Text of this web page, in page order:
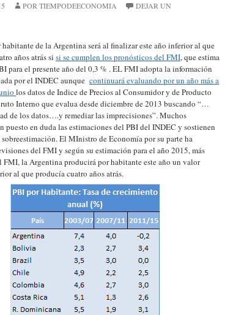
POR TIEMPODEECONOMIA
DEJAR UN
de la Argentina será al finalizar este año inferior al que
años atrás si si se cumplen los pronósticos del FMI, que estima
para el presente año del 0,3 % . EL FMI adopta la información
por el INDEC aunque continuará evaluando por un año más a
los datos de Indice de Precios al Consumidor y de Producto
Interno que evalua desde diciembre de 2013 buscando “…
de los datos….y remediar las imprecisiones”. Muchos
puesto en duda las estimaciones del PBI del INDEC y sostienen
El MInistro de Economía por su parte ha
del FMI y según su estimación para el año 2015, más
FMI, la Argentina producirá por habitante este año un valor
al que producía cuatro años atrás.